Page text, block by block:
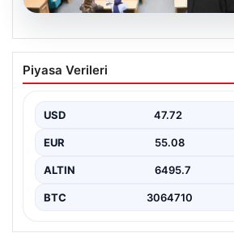
05.08.2026
Üsküdar Belediyesi’nde
Sibel Tan Çetinkaya oldu
Piyasa Verileri
USD 47.72
EUR 55.08
ALTIN 6495.7
BTC 3064710